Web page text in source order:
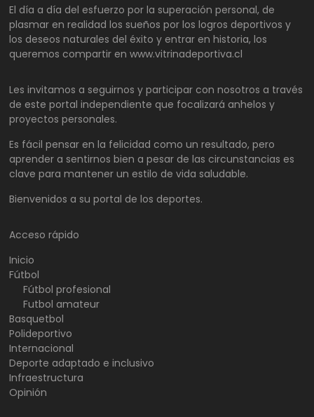
El día a día del esfuerzo por la superación personal, de
plasmar en realidad los sueños por los logros deportivos y
los deseos naturales del éxito y entrar en historia, los
queremos compartir en www.vitrinadeportiva.cl
Les invitamos a seguirnos y participar con nosotros a través
de este portal independiente que focalizará anhelos y
proyectos personales.
Es fácil pensar en la felicidad como un resultado, pero
aprender a sentirnos bien a pesar de las circunstancias es
clave para mantener un estilo de vida saludable.
Bienvenidos a su portal de los deportes.
Acceso rápido
Inicio
Fútbol
Fútbol profesional
Futbol amateur
Basquetbol
Polideportivo
Internacional
Deporte adaptado e inclusivo
Infraestructura
Opinión